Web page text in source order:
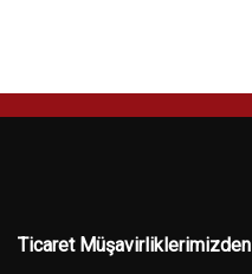
Ticaret Müşavirliklerimizden